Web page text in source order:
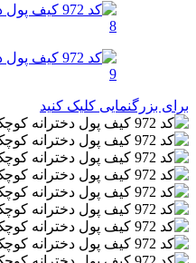
برای بزرگنمایی کلیک کنید